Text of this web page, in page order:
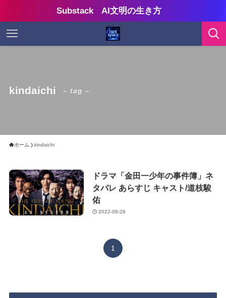
Substack AI文明の生き方
kindaichi – tag –
ホーム kindaichi
ドラマ「金田一少年の事件簿」ネ
タバレ あらすじ キャスト/道枝駿
佑
2022-06-28
1